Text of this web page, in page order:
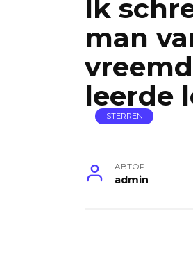
Ik
man
leerde
STERREN
АВТОР
admin